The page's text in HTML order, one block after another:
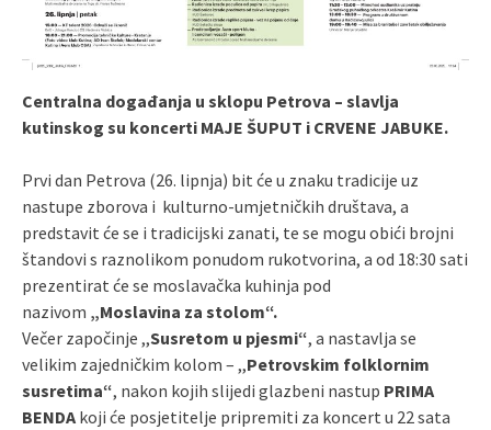
Centralna događanja u sklopu Petrova – slavlja
kutinskog su koncerti MAJE ŠUPUT i CRVENE JABUKE.
Prvi dan Petrova (26. lipnja) bit će u znaku tradicije uz
nastupe zborova i kulturno-umjetničkih društava, a
predstavit će se i tradicijski zanati, te se mogu obići brojni
štandovi s raznolikom ponudom rukotvorina, a od 18:30 sati
prezentirat će se moslavačka kuhinja pod
nazivom „Moslavina za stolom“.
Večer započinje ,,Susretom u pjesmi“, a nastavlja se
velikim zajedničkim kolom – ,,Petrovskim folklornim
susretima“, nakon kojih slijedi glazbeni nastup PRIMA
BENDA koji će posjetitelje pripremiti za koncert u 22 sata